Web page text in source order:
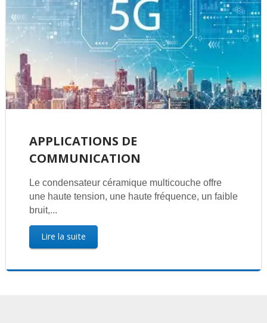
APPLICATIONS DE
COMMUNICATION
Le condensateur céramique multicouche offre
une haute tension, une haute fréquence, un faible
bruit,...
Lire la suite